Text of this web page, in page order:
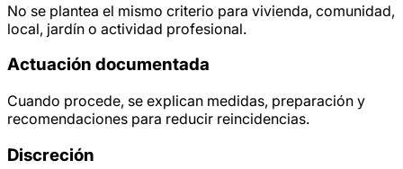
No se plantea el mismo criterio para vivienda, comunidad,
local, jardín o actividad profesional.
Actuación documentada
Cuando procede, se explican medidas, preparación y
recomendaciones para reducir reincidencias.
Discreción